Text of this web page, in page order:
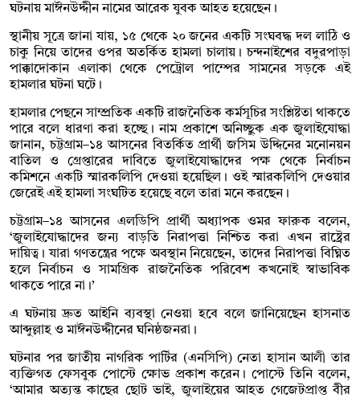
ঘটনায় মাঈনউদ্দীন নামের আরেক যুবক আহত হয়েছেন।
স্থানীয় সূত্রে জানা যায়, ১৫ থেকে ২০ জনের একটি সংঘবদ্ধ দল লাঠি ও
চাকু নিয়ে তাদের ওপর অতর্কিত হামলা চালায়। চন্দনাইশের বদুরপাড়া
পাক্কাদোকান এলাকা থেকে পেট্রোল পাম্পের সামনের সড়কে এই
হামলার ঘটনা ঘটে।
হামলার পেছনে সাম্প্রতিক একটি রাজনৈতিক কর্মসূচির সংশ্লিষ্টতা থাকতে
পারে বলে ধারণা করা হচ্ছে। নাম প্রকাশে অনিচ্ছুক এক জুলাইযোদ্ধা
জানান, চট্টগ্রাম–১৪ আসনের বিতর্কিত প্রার্থী জসিম উদ্দিনের মনোনয়ন
বাতিল ও গ্রেপ্তারের দাবিতে জুলাইযোদ্ধাদের পক্ষ থেকে নির্বাচন
কমিশনে একটি স্মারকলিপি দেওয়া হয়েছিল। ওই স্মারকলিপি দেওয়ার
জেরেই এই হামলা সংঘটিত হয়েছে বলে তারা মনে করছেন।
চট্টগ্রাম–১৪ আসনের এলডিপি প্রার্থী অধ্যাপক ওমর ফারুক বলেন,
‘জুলাইযোদ্ধাদের জন্য বাড়তি নিরাপত্তা নিশ্চিত করা এখন রাষ্ট্রের
দায়িত্ব। যারা গণতন্ত্রের পক্ষে অবস্থান নিয়েছেন, তাদের নিরাপত্তা বিঘ্নিত
হলে নির্বাচন ও সামগ্রিক রাজনৈতিক পরিবেশ কখনোই স্বাভাবিক
থাকতে পারে না।’
এ ঘটনায় দ্রুত আইনি ব্যবস্থা নেওয়া হবে বলে জানিয়েছেন হাসনাত
আব্দুল্লাহ ও মাঈনউদ্দীনের ঘনিষ্ঠজনরা।
ঘটনার পর জাতীয় নাগরিক পার্টির (এনসিপি) নেতা হাসান আলী তার
ব্যক্তিগত ফেসবুক পোস্টে ক্ষোভ প্রকাশ করেন। পোস্টে তিনি বলেন,
‘আমার অত্যন্ত কাছের ছোট ভাই, জুলাইয়ের আহত গেজেটপ্রাপ্ত বীর